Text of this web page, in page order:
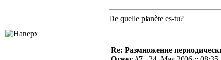
De quelle planète es-tu?
Re: Размножение